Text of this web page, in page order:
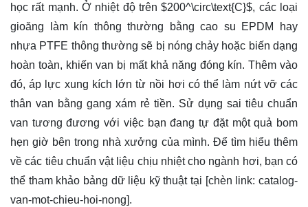
học rất mạnh. Ở nhiệt độ trên$200^\circ\text{C}$, các loại
gioăng làm kín thông thường bằng cao su EPDM hay
nhựa PTFE thông thường sẽ bị nóng chảy hoặc biến dạng
hoàn toàn, khiến van bị mất khả năng đóng kín. Thêm vào
đó, áp lực xung kích lớn từ nồi hơi có thể làm nứt vỡ các
thân van bằng gang xám rẻ tiền. Sử dụng sai tiêu chuẩn
van tương đương với việc bạn đang tự đặt một quả bom
hẹn giờ bên trong nhà xưởng của mình. Để tìm hiểu thêm
về các tiêu chuẩn vật liệu chịu nhiệt cho ngành hơi, bạn có
thể tham khảo bảng dữ liệu kỹ thuật tại [chèn link: catalog-
van-mot-chieu-hoi-nong].